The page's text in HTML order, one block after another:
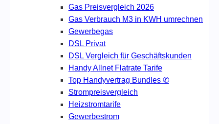
Gas Preisvergleich 2026
Gas Verbrauch M3 in KWH umrechnen
Gewerbegas
DSL Privat
DSL Vergleich für Geschäftskunden
Handy Allnet Flatrate Tarife
Top Handyvertrag Bundles ✆
Strompreisvergleich
Heizstromtarife
Gewerbestrom